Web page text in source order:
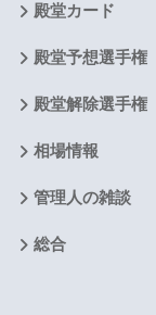
殿堂カード
殿堂予想選手権
殿堂解除選手権
相場情報
管理人の雑談
総合